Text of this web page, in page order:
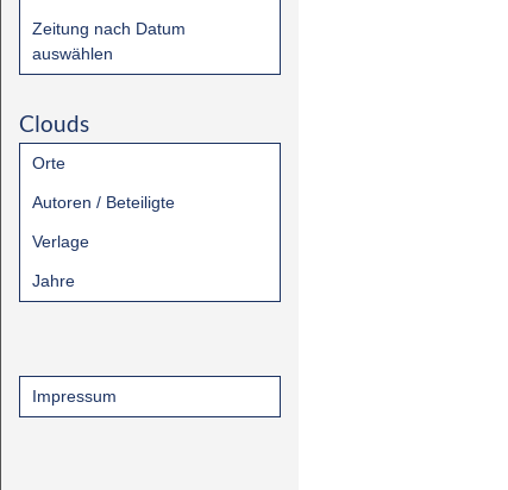
Zeitung nach Datum
auswählen
Clouds
Orte
Autoren / Beteiligte
Verlage
Jahre
Impressum